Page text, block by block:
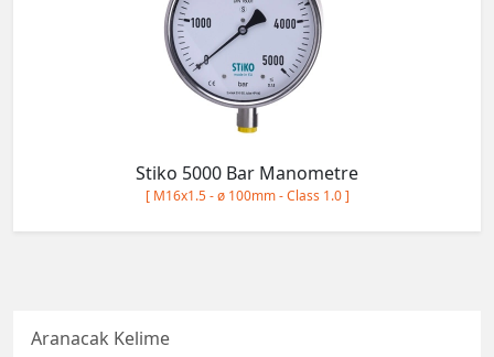
Stiko 5000 Bar Manometre
[ M16x1.5 - ø 100mm - Class 1.0 ]
Aranacak Kelime